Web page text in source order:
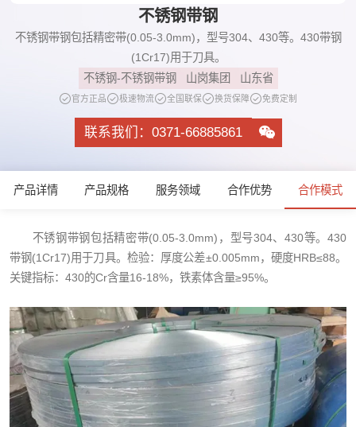
不锈钢带钢
不锈钢带钢包括精密带(0.05-3.0mm)，型号304、430等。430带钢
(1Cr17)用于刀具。
不锈钢-不锈钢带钢
山岗集团 山东省
官方正品 极速物流 全国联保 换货保障 免费定制
联系我们：0371-66885861
产品详情 产品规格 服务领域 合作优势 合作模式
不锈钢带钢包括精密带(0.05-3.0mm)，型号304、430等。430
带钢(1Cr17)用于刀具。检验：厚度公差±0.005mm，硬度HRB≤88。
关键指标：430的Cr含量16-18%，铁素体含量≥95%。